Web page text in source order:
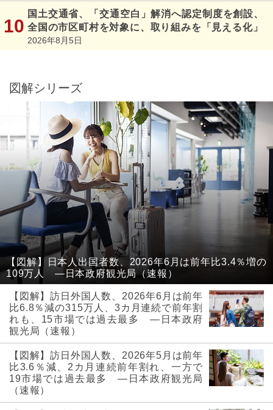
国土交通省、「交通空白」解消へ認定制度を創設、
全国の市区町村を対象に、取り組みを「見える化」
2026年8月5日
図解シリーズ
【図解】日本人出国者数、2026年6月は前年比3.4％増の
109万人 ―日本政府観光局（速報）
【図解】訪日外国人数、2026年6月は前年
比6.8％減の315万人、3カ月連続で前年割
れも、15市場では過去最多 ―日本政府
観光局（速報）
【図解】訪日外国人数、2026年5月は前年
比3.6％減、2カ月連続前年割れ、一方で
19市場では過去最多 ―日本政府観光局
（速報）